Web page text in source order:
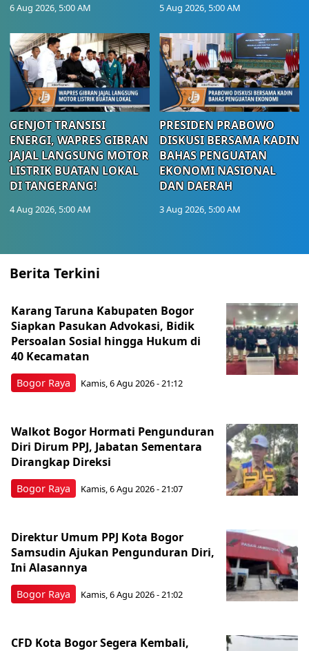
6 Aug 2026, 5:00 AM 5 Aug 2026, 5:00 AM
GENJOT TRANSISI
ENERGI, WAPRES GIBRAN
JAJAL LANGSUNG MOTOR
LISTRIK BUATAN LOKAL
DI TANGERANG!
4 Aug 2026, 5:00 AM
PRESIDEN PRABOWO
DISKUSI BERSAMA KADIN
BAHAS PENGUATAN
EKONOMI NASIONAL
DAN DAERAH
3 Aug 2026, 5:00 AM
Berita Terkini
Bogor Raya
Karang Taruna Kabupaten Bogor
Siapkan Pasukan Advokasi, Bidik
Persoalan Sosial hingga Hukum di
40 Kecamatan
Kamis, 6 Agu 2026 - 21:12
Bogor Raya
Walkot Bogor Hormati Pengunduran
Diri Dirum PPJ, Jabatan Sementara
Dirangkap Direksi
Kamis, 6 Agu 2026 - 21:07
Bogor Raya
Direktur Umum PPJ Kota Bogor
Samsudin Ajukan Pengunduran Diri,
Ini Alasannya
Kamis, 6 Agu 2026 - 21:02
CFD Kota Bogor Segera Kembali,